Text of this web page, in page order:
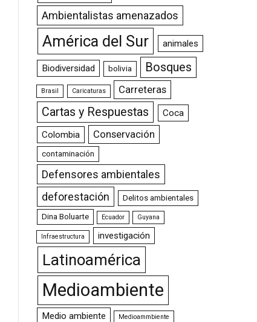
Ambientalistas amenazados
América del Sur animales
Biodiversidad bolivia Bosques
Brasil Caricaturas Carreteras
Cartas y Respuestas
Coca
Colombia
Conservación
contaminación
Defensores ambientales
deforestación
Delitos ambientales
Dina Boluarte Ecuador Guyana
Infraestructura investigación
Latinoamérica
Medioambiente
Medio ambiente Medioammbiente